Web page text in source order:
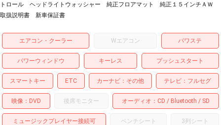
トロール ヘッドライトウォッシャー 純正フロアマット 純正１５インチＡＷ
取扱説明書 新車保証書
エアコン・クーラー Wエアコン パワステ
パワーウィンドウ キーレス プッシュスタート
スマートキー ETC カーナビ その他 テレビ フルセグ
映像 DVD 後席モニター オーディオ CD Bluetooth SD
ミュージックプレイヤー接続可 ベンチシート 3列シート